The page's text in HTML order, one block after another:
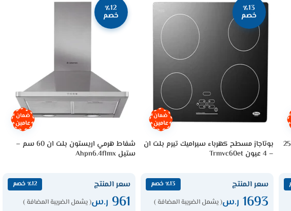
ميكروويف ديجيتال كيتشن لاين بلت ان 25
٪13
خصم
ضمان
عامين
بوتاجاز مسطح كهرباء سيراميك تيرم بلت ان
– 4 عيون Trmvc60et
سعر المنتج ٪13 خصم
1693 ر.س( يشمل الضريبة المضافة )
٪12
خصم
ضمان
عامين
شفاط هرمي اريستون بلت ان 60 سم –
ستيل Ahpn6.4flmx
سعر المنتج ٪12 خصم
961 ر.س( يشمل الضريبة المضافة )